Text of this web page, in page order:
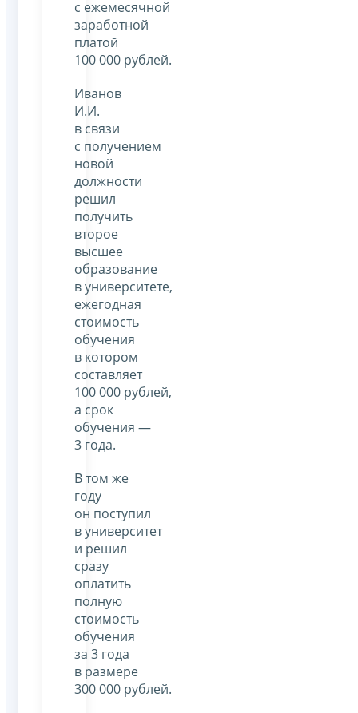
с ежемесячной
заработной
платой
100 000 рублей.
Иванов
И.И.
в связи
с получением
новой
должности
решил
получить
второе
высшее
образование
в университете,
ежегодная
стоимость
обучения
в котором
составляет
100 000 рублей,
а срок
обучения —
3 года.
В том же
году
он поступил
в университет
и решил
сразу
оплатить
полную
стоимость
обучения
за 3 года
в размере
300 000 рублей.